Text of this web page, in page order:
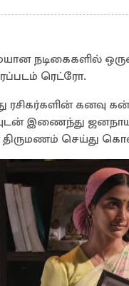
நடிகைகளில்
ரெட்ரோ.
கனவு
இணைந்து
திருமணம் செய்து